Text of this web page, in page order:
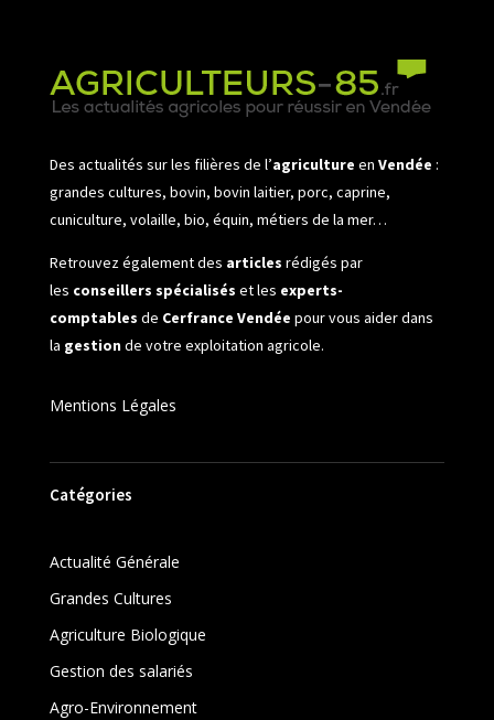
Des actualités sur les filières de l’agriculture en Vendée :
grandes cultures, bovin, bovin laitier, porc, caprine,
cuniculture, volaille, bio, équin, métiers de la mer…
Retrouvez également des articles rédigés par
les conseillers spécialisés et les experts-
comptables de Cerfrance Vendée pour vous aider dans
la gestionde votre exploitation agricole.
Mentions Légales
Catégories
Actualité Générale
Grandes Cultures
Agriculture Biologique
Gestion des salariés
Agro-Environnement